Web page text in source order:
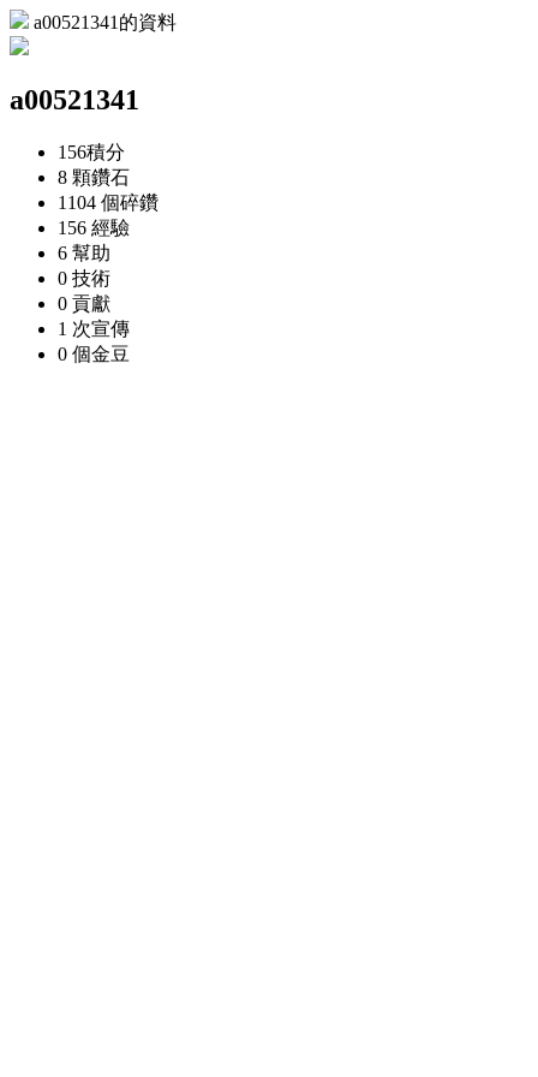
a00521341的資料
a00521341
156積分
8 顆鑽石
1104 個碎鑽
156 經驗
6 幫助
0 技術
0 貢獻
1 次宣傳
0 個金豆